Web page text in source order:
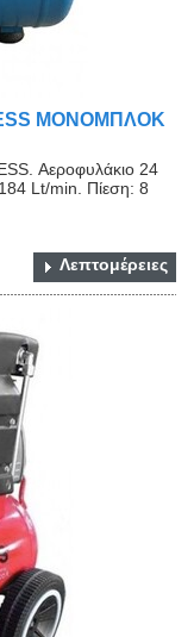
ΜΟΝΟΜΠΛΟΚ
Αεροφυλάκιο 24
Lt/min. Πίεση: 8
Λεπτομέρειες